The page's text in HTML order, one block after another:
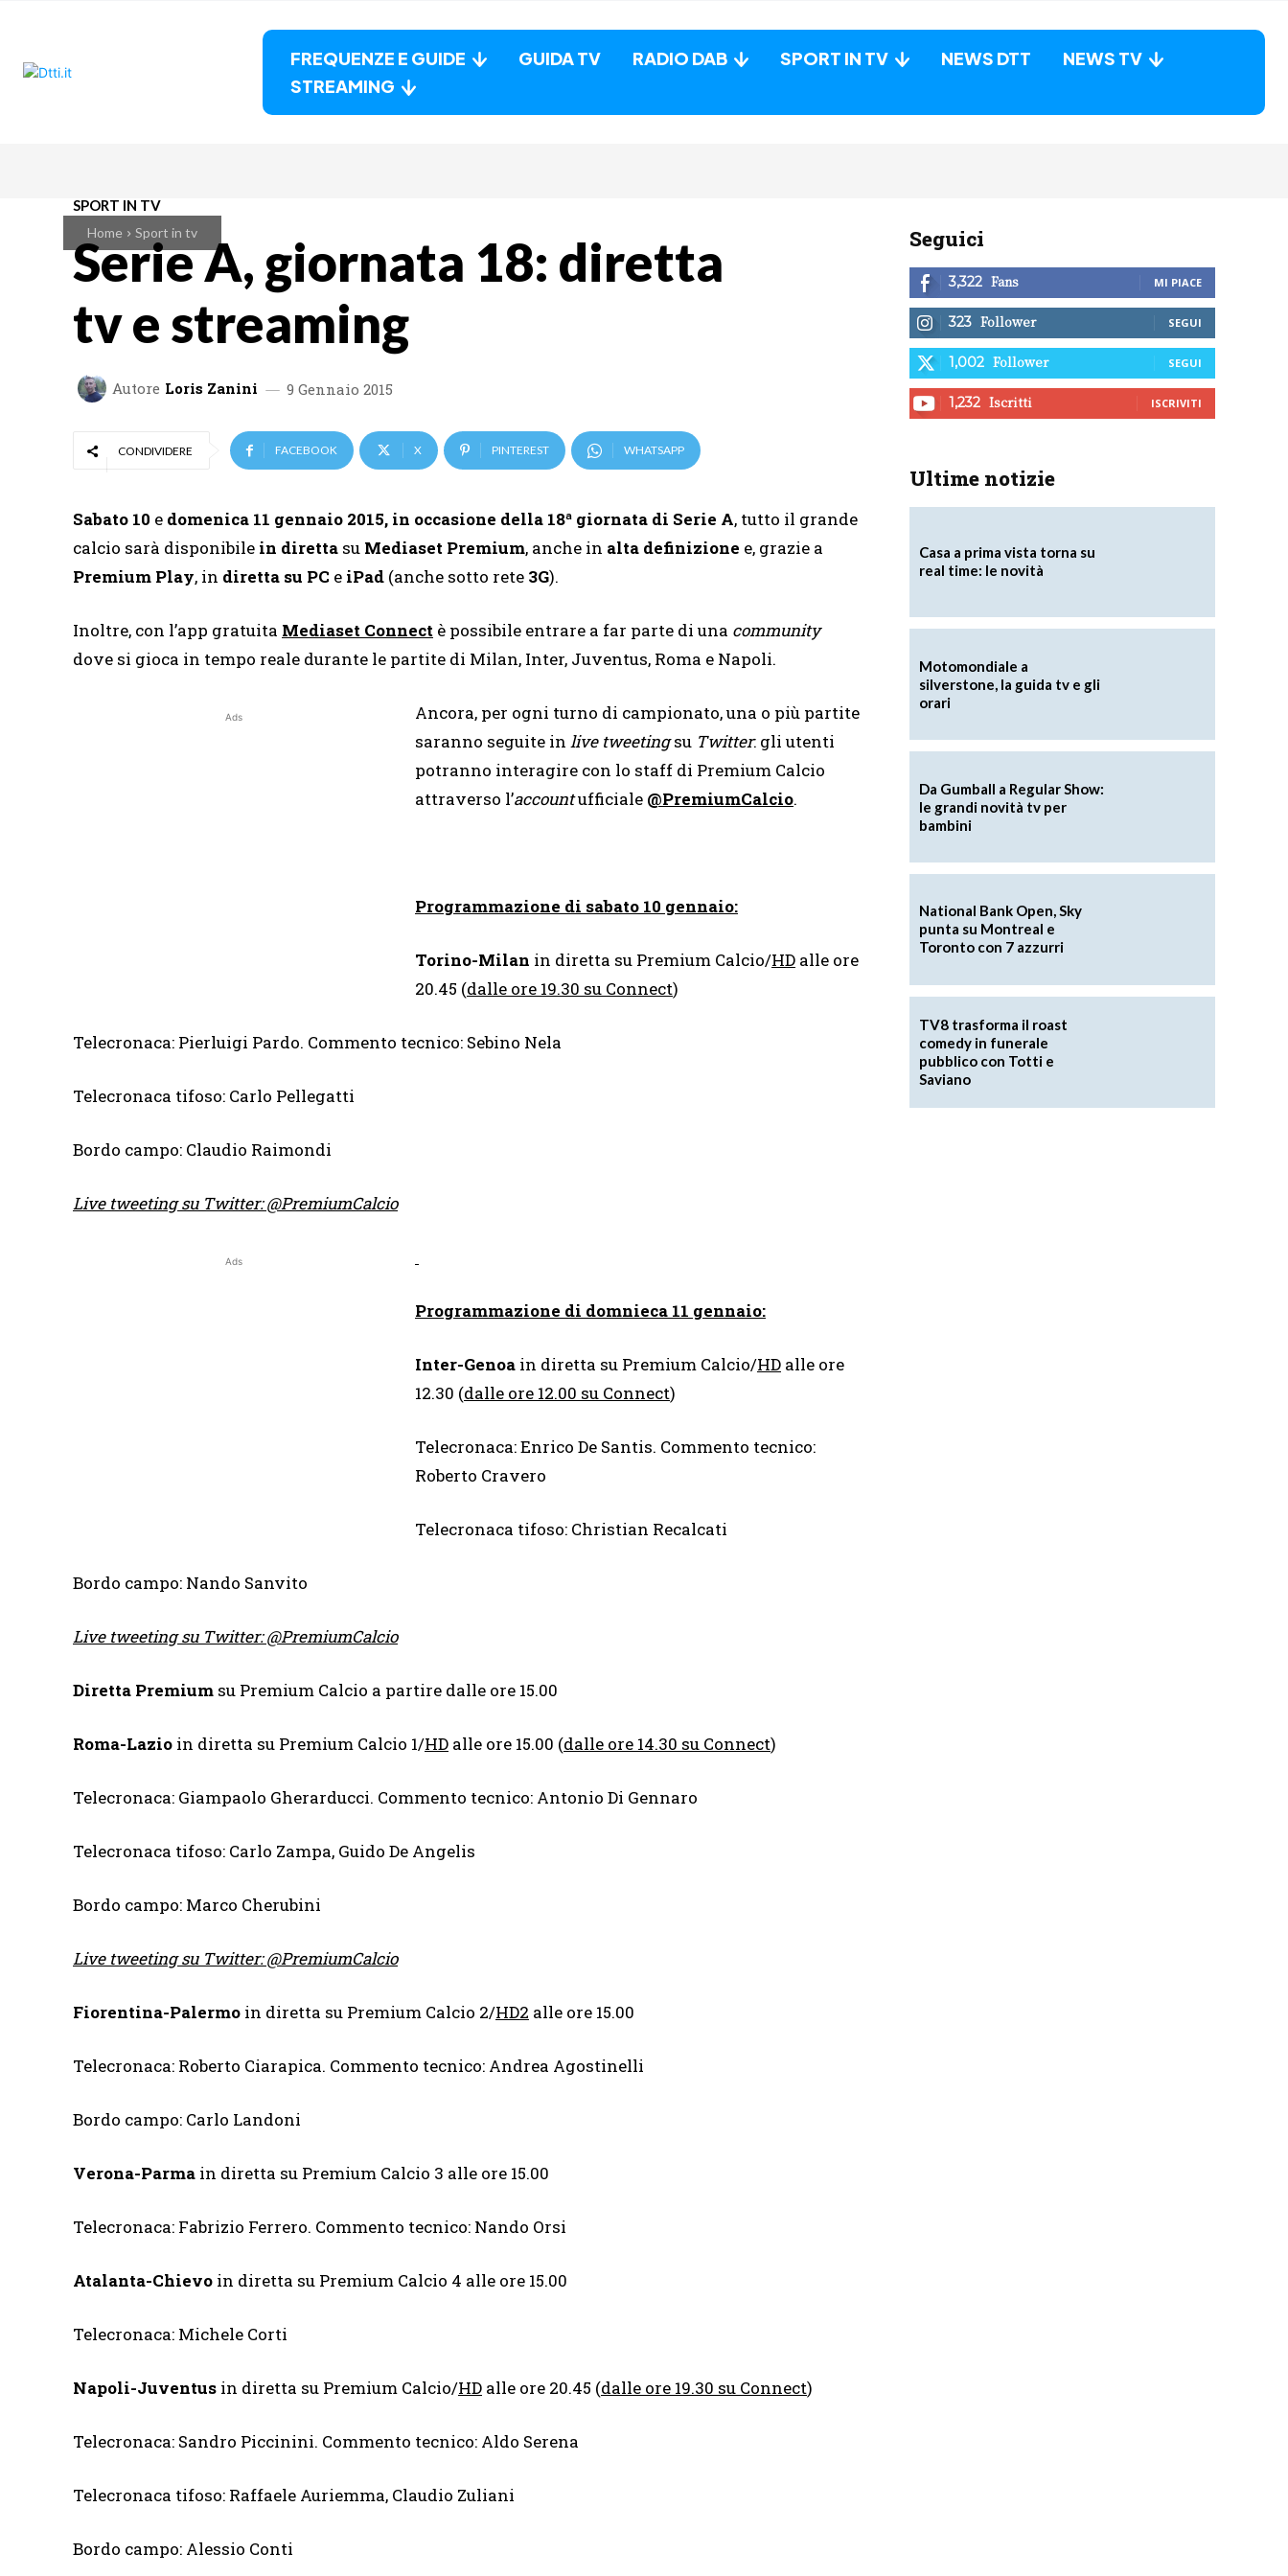
FREQUENZE E GUIDE GUIDA TV RADIO DAB SPORT IN TV NEWS DTT
NEWS TV
STREAMING
Home Sport in tv
SPORT IN TV
Serie A, giornata 18: diretta
tv e streaming
Autore Loris Zanini 9 Gennaio 2015
CONDIVIDERE FACEBOOK X PINTEREST WHATSAPP
Sabato 10 e domenica 11 gennaio 2015, in occasione della 18ª giornata di Serie A, tutto il grande
calcio sarà disponibile in diretta su Mediaset Premium, anche in alta definizione e, grazie a
Premium Play, in diretta su PC e iPad (anche sotto rete 3G).
Inoltre, con l’app gratuita Mediaset Connect è possibile entrare a far parte di una community
dove si gioca in tempo reale durante le partite di Milan, Inter, Juventus, Roma e Napoli.
Ads
Ancora, per ogni turno di campionato, una o più partite
saranno seguite in live tweetingsu Twitter: gli utenti
potranno interagire con lo staff di Premium Calcio
attraverso l’accountufficiale @PremiumCalcio.
Programmazione di sabato 10 gennaio:
Torino-Milan in diretta su Premium Calcio/HD alle ore
20.45 (dalle ore 19.30 su Connect)
Telecronaca: Pierluigi Pardo. Commento tecnico: Sebino Nela
Telecronaca tifoso: Carlo Pellegatti
Bordo campo: Claudio Raimondi
Live tweeting su Twitter: @PremiumCalcio
Ads
Programmazione di domnieca 11 gennaio:
Inter-Genoa in diretta su Premium Calcio/HD alle ore
12.30 (dalle ore 12.00 su Connect)
Telecronaca: Enrico De Santis. Commento tecnico:
Roberto Cravero
Telecronaca tifoso: Christian Recalcati
Bordo campo: Nando Sanvito
Live tweeting su Twitter: @PremiumCalcio
Diretta Premium su Premium Calcio a partire dalle ore 15.00
Roma-Lazio in diretta su Premium Calcio 1/HD alle ore 15.00 (dalle ore 14.30 su Connect)
Telecronaca: Giampaolo Gherarducci. Commento tecnico: Antonio Di Gennaro
Telecronaca tifoso: Carlo Zampa, Guido De Angelis
Bordo campo: Marco Cherubini
Live tweeting su Twitter: @PremiumCalcio
Fiorentina-Palermo in diretta su Premium Calcio 2/HD2 alle ore 15.00
Telecronaca: Roberto Ciarapica. Commento tecnico: Andrea Agostinelli
Bordo campo: Carlo Landoni
Verona-Parma in diretta su Premium Calcio 3 alle ore 15.00
Telecronaca: Fabrizio Ferrero. Commento tecnico: Nando Orsi
Atalanta-Chievo in diretta su Premium Calcio 4 alle ore 15.00
Telecronaca: Michele Corti
Napoli-Juventus in diretta su Premium Calcio/HD alle ore 20.45 (dalle ore 19.30 su Connect)
Telecronaca: Sandro Piccinini. Commento tecnico: Aldo Serena
Telecronaca tifoso: Raffaele Auriemma, Claudio Zuliani
Bordo campo: Alessio Conti
Seguici
3,322 Fans MI PIACE
323 Follower SEGUI
1,002 Follower SEGUI
1,232 Iscritti ISCRIVITI
Ultime notizie
Casa a prima vista torna su
real time: le novità
Motomondiale a
silverstone, la guida tv e gli
orari
Da Gumball a Regular Show:
le grandi novità tv per
bambini
National Bank Open, Sky
punta su Montreal e
Toronto con 7 azzurri
TV8 trasforma il roast
comedy in funerale
pubblico con Totti e
Saviano